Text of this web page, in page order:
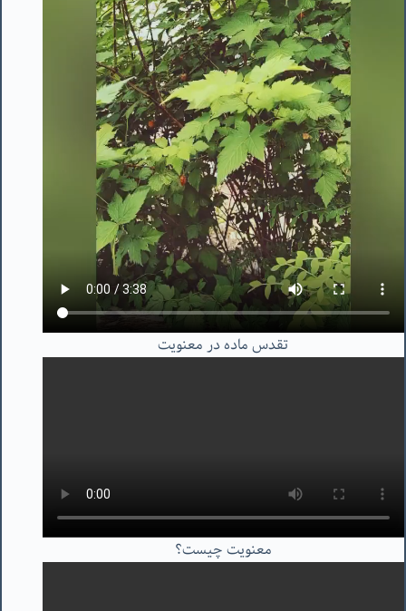
تقدس ماده در معنویت
معنویت چیست؟